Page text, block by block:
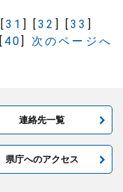
[31 ] [32 ] [33 ]
[ 40]
次のページへ
連絡先一覧
県庁へのアクセス